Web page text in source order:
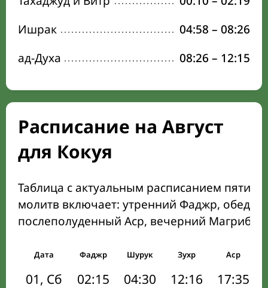
Ишрак
04:58 – 08:26
ад-Духа
08:26 – 12:15
Расписание на Август
для Кокуя
Таблица с актуальным расписанием пяти
молитв включает: утренний Фаджр,
послеполуденный Аср, вечерний Магриб
Дата Фаджр Шурук Зухр Аср
01, Сб 02:15 04:30 12:16 17:35